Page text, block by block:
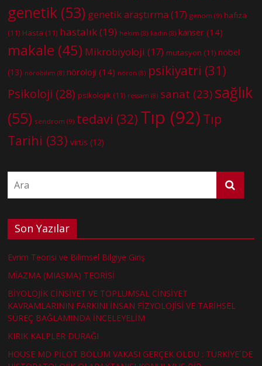
genetik (53) genetik araştırma (17) genom (9) hafıza
(11) Hasta (11) hastalık(19) hekim (8) kadın (8) kanser (14)
makale (45) Mikrobiyoloji (17) mutasyon (11) nobel
(13) nörobilim (8) nöroloji (14) nöron (8) psikiyatri (31)
Psikoloji (28) psikolojik (11) ressam (8) sanat (23) sağlık
(55) sendrom (9) tedavi (32) Tıp (92) Tıp
Tarihi (33) virüs (12)
Son Yazılar
Evrim Teorisi ve Bilimsel Bilgiye Giriş
MİAZMA (MIASMA) TEORİSİ
BİYOLOJİK CİNSİYET VE TOPLUMSAL CİNSİYET
KAVRAMLARININ FARKINI İNSAN FİZYOLOJİSİ VE TARİHSEL
SÜREÇ BAĞLAMINDA İNCELEYELİM
KIRIK KALPLER DURAĞI
HOUSE MD PİLOT BÖLÜM VAKASI GERÇEK OLDU : TÜRKİYE´DE